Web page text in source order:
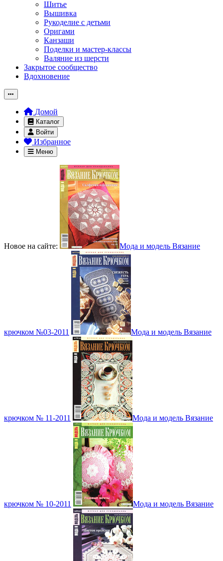
Шитье
Вышивка
Рукоделие с детьми
Оригами
Канзаши
Поделки и мастер-классы
Валяние из шерсти
Закрытое сообщество
Вдохновение
Домой
Каталог
Войти
Избранное
Меню
Новое на сайте: Мода и модель Вязание
крючком №03-2011 Мода и модель Вязание
крючком № 11-2011 Мода и модель Вязание
крючком № 10-2011 Мода и модель Вязание